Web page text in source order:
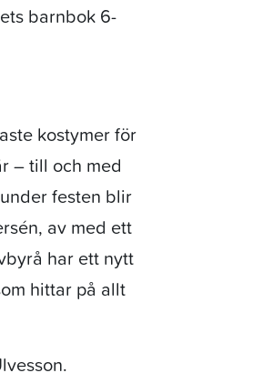
barnbok 6-
kostymer för
– till och med
festen blir
av med ett
har ett nytt
hittar på allt